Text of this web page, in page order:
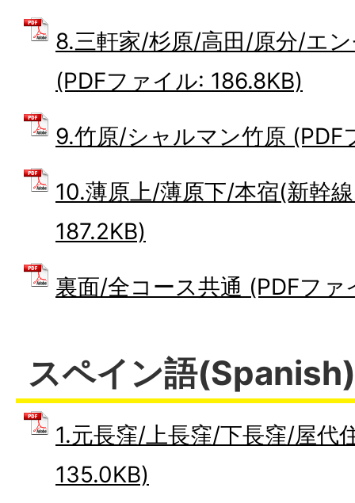
8.三軒家/杉原/高田/原分/エ
(PDFファイル: 186.8KB)
9.竹原/シャルマン竹原 (PDF
10.薄原上/薄原下/本宿(新幹
187.2KB)
裏面/全コース共通 (PDFフ
スペイン語(Spanish)
1.元長窪/上長窪/下長窪/屋代
135.0KB)